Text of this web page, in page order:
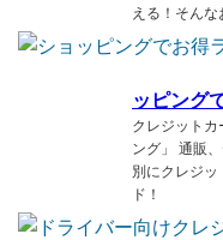
える！そんな
ッピング
クレジット
ング」 通販
別にクレジ
ド！